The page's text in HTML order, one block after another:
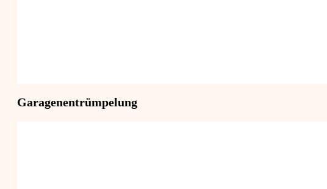
Garagenentrümpelung